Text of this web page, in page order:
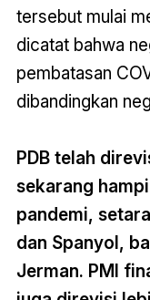
tersebut mulai
dicatat bahwa
pembatasan
dibandingkan
PDB telah
sekarang
pandemi,
dan Spanyol,
Jerman. PMI